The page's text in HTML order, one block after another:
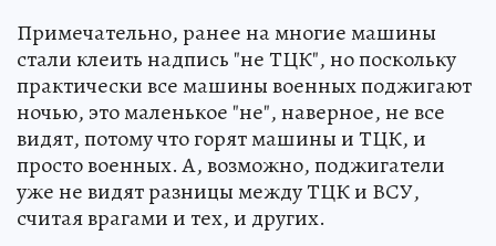
Примечательно, ранее на многие машины
стали клеить надпись "не ТЦК", но поскольку
практически все машины военных поджигают
ночью, это маленькое "не", наверное, не все
видят, потому что горят машины и ТЦК, и
просто военных. А, возможно, поджигатели
уже не видят разницы между ТЦК и ВСУ,
считая врагами и тех, и других.